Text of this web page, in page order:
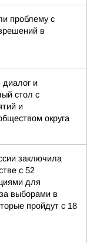
проблему с
в
и
стол с
и
округа
заключила
с 52
для
выборами в
пройдут с 18